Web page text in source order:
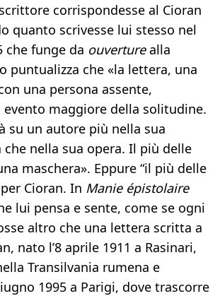
corrispondesse al Cioran
quanto scrivesse lui stesso nel
che funge da ouverturealla
puntualizza che «la lettera, una
una persona assente,
evento maggiore della solitudine.
su un autore più nella sua
che nella sua opera. Il più delle
maschera». Eppure “il più delle
Cioran. In Manie épistolaire
lui pensa e sente, come se ogni
altro che una lettera scritta a
nato l’8 aprile 1911 a Rasinari,
Transilvania rumena e
1995 a Parigi, dove trascorre